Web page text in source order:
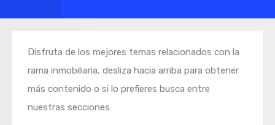
Disfruta de los mejores temas relacionados con la
rama inmobiliaria, desliza hacia arriba para obtener
más contenido o si lo prefieres busca entre
nuestras secciones